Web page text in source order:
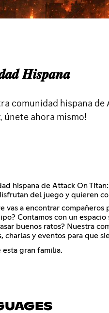
𝑯𝒊𝒔𝒑𝒂𝒏𝒂
comunidad hispana
únete ahora mismo!
hispana de Attack On
del juego y quieren
vas a encontrar
Contamos con un
buenos ratos? Nuestra
charlas y eventos para que
gran familia.